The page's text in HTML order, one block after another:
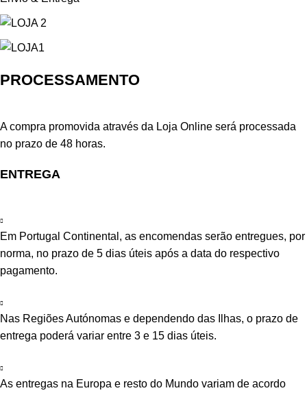
PROCESSAMENTO
A compra promovida através da Loja Online será processada
no prazo de 48 horas.
ENTREGA
Em Portugal Continental, as encomendas serão entregues, por
norma, no prazo de 5 dias úteis após a data do respectivo
pagamento.
Nas Regiões Autónomas e dependendo das Ilhas, o prazo de
entrega poderá variar entre 3 e 15 dias úteis.
As entregas na Europa e resto do Mundo variam de acordo